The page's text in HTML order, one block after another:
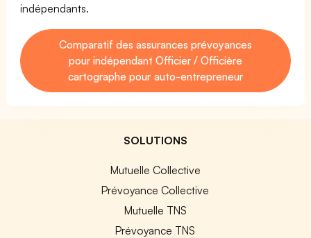
indépendants.
Comparatif des assurances prévoyances
pour indépendant Officier / Officière
cartographe pour auto-entrepreneur
SOLUTIONS
Mutuelle Collective
Prévoyance Collective
Mutuelle TNS
Prévoyance TNS